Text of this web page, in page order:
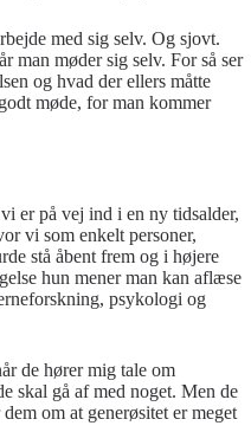
med sig selv. Og sjovt.
man møder sig selv. For så ser
og hvad der ellers måtte
møde, for man kommer
er på vej ind i en ny tidsalder,
vi som enkelt personer,
stå åbent frem og i højere
hun mener man kan aflæse
psykologi og
de hører mig tale om
skal gå af med noget. Men de
om at generøsitet er meget